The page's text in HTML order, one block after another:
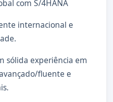
com S/4HANA
internacional e
sólida experiência em
fluente e